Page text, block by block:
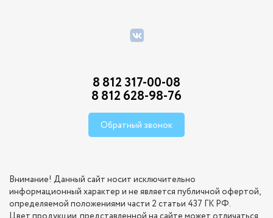
8 812 317-00-08
8 812 628-98-76
Обратный звонок
Внимание! Данный сайт носит исключительно
информационный характер и не является публичной офертой,
определяемой положениями части 2 статьи 437 ГК РФ.